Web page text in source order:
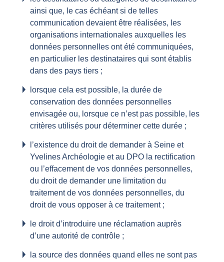
ainsi que, le cas échéant si de telles
communication devaient être réalisées, les
organisations internationales auxquelles les
données personnelles ont été communiquées,
en particulier les destinataires qui sont établis
dans des pays tiers ;
lorsque cela est possible, la durée de
conservation des données personnelles
envisagée ou, lorsque ce n’est pas possible, les
critères utilisés pour déterminer cette durée ;
l’existence du droit de demander à Seine et
Yvelines Archéologie et au DPO la rectification
ou l’effacement de vos données personnelles,
du droit de demander une limitation du
traitement de vos données personnelles, du
droit de vous opposer à ce traitement ;
le droit d’introduire une réclamation auprès
d’une autorité de contrôle ;
la source des données quand elles ne sont pas